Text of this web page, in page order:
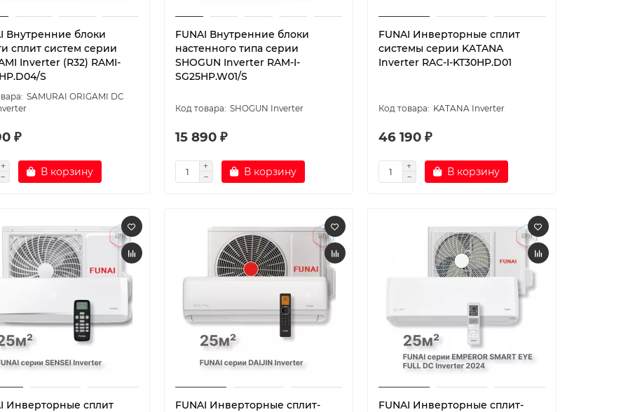
Внутренние блоки
сплит систем серии
Inverter (R32) RAMI-
S
SAMURAI ORIGAMI DC
₽
В корзину
FUNAI Внутренние блоки
настенного типа серии
SHOGUN Inverter RAM-I-
SG25HP.W01/S
SHOGUN Inverter
15 890 ₽
В корзину
FUNAI Инверторные сплит
системы серии KATANA
Inverter RAC-I-KT30HP.D01
KATANA Inverter
46 190 ₽
В корзину
Инверторные сплит
FUNAI Инверторные сплит-
FUNAI Инверторные сплит-